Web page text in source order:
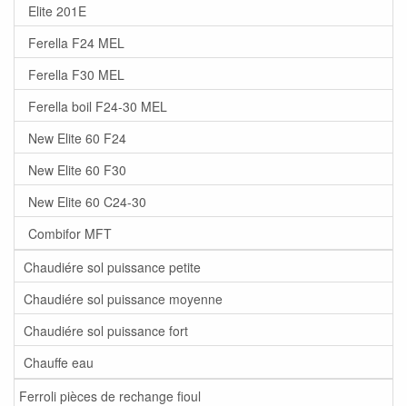
Elite 201E
Ferella F24 MEL
Ferella F30 MEL
Ferella boil F24-30 MEL
New Elite 60 F24
New Elite 60 F30
New Elite 60 C24-30
Combifor MFT
Chaudiére sol puissance petite
Chaudiére sol puissance moyenne
Chaudiére sol puissance fort
Chauffe eau
Ferroli pièces de rechange fioul